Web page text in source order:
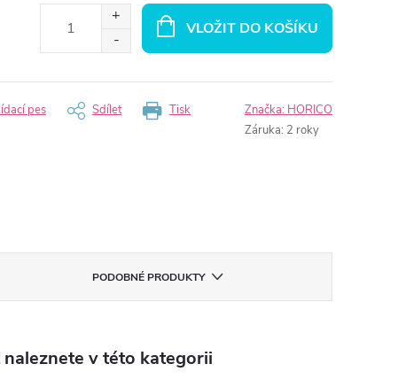
VLOŽIT DO KOŠÍKU
Tisk
pes Sdílet Značka: HORICO
Záruka: 2 roky
PODOBNÉ PRODUKTY
v této kategorii